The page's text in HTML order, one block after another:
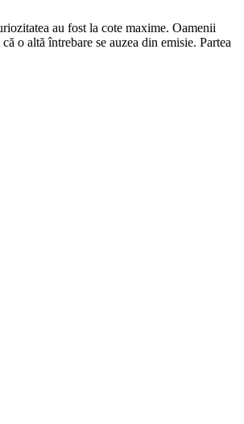
au fost la cote maxime. Oamenii
o altă întrebare se auzea din emisie. Partea